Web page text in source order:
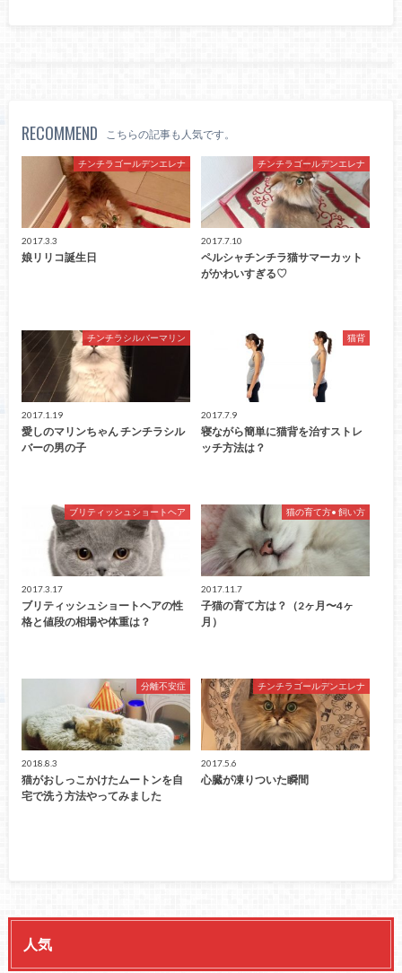
RECOMMEND こちらの記事も人気です。
チンチラゴールデンエレナ
2017.3.3
娘リリコ誕生日
チンチラゴールデンエレナ
2017.7.10
ペルシャチンチラ猫サマーカット
がかわいすぎる♡
チンチラシルバーマリン
2017.1.19
愛しのマリンちゃん チンチラシル
バーの男の子
猫背
2017.7.9
寝ながら簡単に猫背を治すストレ
ッチ方法は？
ブリティッシュショートヘア
2017.3.17
ブリティッシュショートヘアの性
格と値段の相場や体重は？
猫の育て方• 飼い方
2017.11.7
子猫の育て方は？（2ヶ月〜4ヶ
月）
分離不安症
2018.8.3
猫がおしっこかけたムートンを自
宅で洗う方法やってみました
チンチラゴールデンエレナ
2017.5.6
心臓が凍りついた瞬間
人気